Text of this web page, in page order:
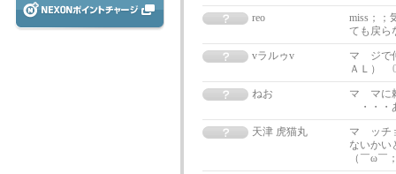
reo
miss；
ても戻
vラルゥv
マ ジで
ＡＬ）
ねお
マ マに
・・・
天津 虎猫丸
マ ッチ
ないか
（￣ω￣